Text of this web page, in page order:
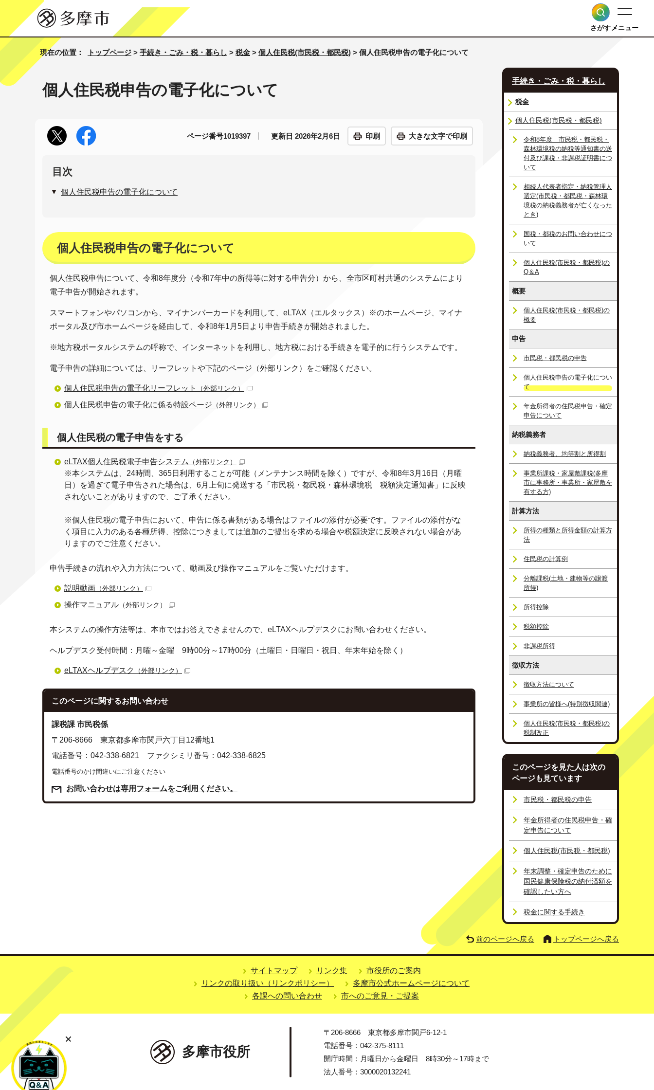
さがすメニュー
現在の位置： トップページ > 手続き・ごみ・税・暮らし > 税金 > 個人住民税(市民税・都民税) > 個人住民税申告の電子化について
個人住民税申告の電子化について
ページ番号1019397 更新日 2026年2月6日 印刷 大きな文字で印刷
目次
個人住民税申告の電子化について
個人住民税申告の電子化について
個人住民税申告について、令和8年度分（令和7年中の所得等に対する申告分）から、全市区町村共通のシステムにより
電子申告が開始されます。
スマートフォンやパソコンから、マイナンバーカードを利用して、eLTAX（エルタックス）※のホームページ、マイナ
ポータル及び市ホームページを経由して、令和8年1月5日より申告手続きが開始されました。
※地方税ポータルシステムの呼称で、インターネットを利用し、地方税における手続きを電子的に行うシステムです。
電子申告の詳細については、リーフレットや下記のページ（外部リンク）をご確認ください。
個人住民税申告の電子化リーフレット （外部リンク）
個人住民税申告の電子化に係る特設ページ （外部リンク）
個人住民税の電子申告をする
eLTAX個人住民税電子申告システム （外部リンク）
※本システムは、24時間、365日利用することが可能（メンテナンス時間を除く）ですが、令和8年3月16日（月曜
日）を過ぎて電子申告された場合は、6月上旬に発送する「市民税・都民税・森林環境税 税額決定通知書」に反映
されないことがありますので、ご了承ください。
※個人住民税の電子申告において、申告に係る書類がある場合はファイルの添付が必要です。ファイルの添付がな
く項目に入力のある各種所得、控除につきましては追加のご提出を求める場合や税額決定に反映されない場合があ
りますのでご注意ください。
申告手続きの流れや入力方法について、動画及び操作マニュアルをご覧いただけます。
説明動画 （外部リンク）
操作マニュアル （外部リンク）
本システムの操作方法等は、本市ではお答えできませんので、eLTAXヘルプデスクにお問い合わせください。
ヘルプデスク受付時間：月曜～金曜 9時00分～17時00分（土曜日・日曜日・祝日、年末年始を除く）
eLTAXヘルプデスク （外部リンク）
このページに関するお問い合わせ
課税課 市民税係
〒206-8666 東京都多摩市関戸六丁目12番地1
電話番号：042-338-6821 ファクシミリ番号：042-338-6825
電話番号のかけ間違いにご注意ください
お問い合わせは専用フォームをご利用ください。
手続き・ごみ・税・暮らし
税金
個人住民税(市民税・都民税)
令和8年度 市民税・都民税・
森林環境税の納税等通知書の送
付及び課税・非課税証明書につ
いて
相続人代表者指定・納税管理人
選定(市民税・都民税・森林環
境税の納税義務者が亡くなった
とき)
国税・都税のお問い合わせにつ
いて
個人住民税(市民税・都民税)の
Q＆A
概要
個人住民税(市民税・都民税)の
概要
申告
市民税・都民税の申告
個人住民税申告の電子化につい
て
年金所得者の住民税申告・確定
申告について
納税義務者
納税義務者、均等割と所得割
事業所課税・家屋敷課税(多摩
市に事務所・事業所・家屋敷を
有する方)
計算方法
所得の種類と所得金額の計算方
法
住民税の計算例
分離課税(土地・建物等の譲渡
所得)
所得控除
税額控除
非課税所得
徴収方法
徴収方法について
事業所の皆様へ(特別徴収関連)
個人住民税(市民税・都民税)の
税制改正
このページを見た人は次の
ページも見ています
市民税・都民税の申告
年金所得者の住民税申告・確
定申告について
個人住民税(市民税・都民税)
年末調整・確定申告のために
国民健康保険税の納付済額を
確認したい方へ
税金に関する手続き
前のページへ戻る トップページへ戻る
サイトマップ リンク集
市役所のご案内
リンクの取り扱い（リンクポリシー）
多摩市公式ホームページについて
各課への問い合わせ
市へのご意見・ご提案
多摩市役所
〒206-8666 東京都多摩市関戸6-12-1
電話番号：042-375-8111
開庁時間：月曜日から金曜日 8時30分～17時まで
法人番号：3000020132241